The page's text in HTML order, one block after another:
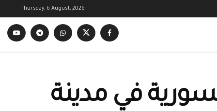
Thursday, 6 August, 2026
في مدينة